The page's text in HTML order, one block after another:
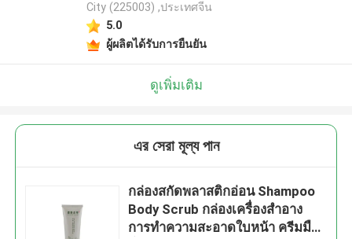
City (225003) ,ประเทศจีน
5.0
ผู้ผลิตได้รับการยืนยัน
ดูเพิ่มเติม
এর সেরা মূল্য পান
กล่องสกัดพลาสติกอ่อน Shampoo
Body Scrub กล่องเครื่องสําอาง
การทําความสะอาดใบหน้า ครีมมือ